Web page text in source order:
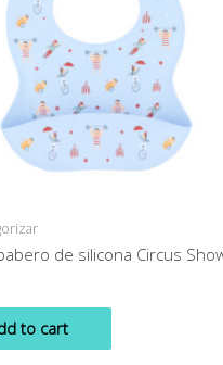
de silicona Circus
to cart